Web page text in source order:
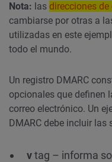
Nota: las direcciones
cambiarse por otras a
utilizadas en este
todo el mundo.
Un registro DMARC
opcionales que definen
correo electrónico. Un
DMARC debe incluir las
vtag – informa